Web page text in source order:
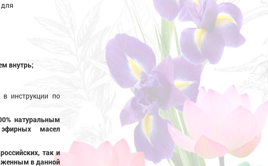
для
внутрь;
инструкции по
натуральным
масел
так и
в данной